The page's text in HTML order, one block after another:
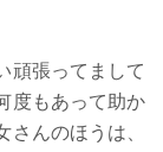
頑張ってまして
度もあって助か
んのほうは、